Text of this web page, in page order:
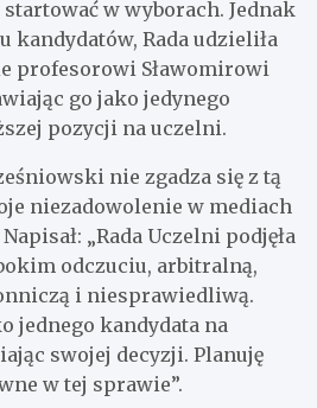
w wyborach. Jednak
kandydatów, Rada udzieliła
profesorowi Sławomirowi
go jako jedynego
pozycji na uczelni.
nie zgadza się z tą
niezadowolenie w mediach
„Rada Uczelni podjęła
odczuciu, arbitralną,
i niesprawiedliwą.
jednego kandydata na
swojej decyzji. Planuję
w tej sprawie”.